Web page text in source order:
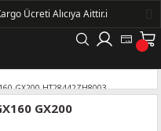
GX200
Ücreti Alıcıya Aittir.ℹ️